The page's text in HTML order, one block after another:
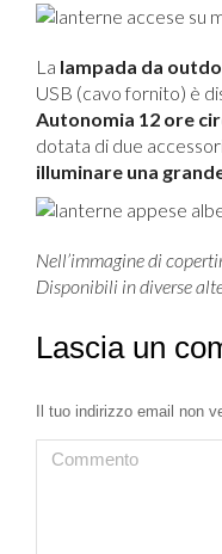
La lampada da
USB (cavo fornito) è
Autonomia 12 ore
dotata di due
illuminare una
Nell’immagine di
Disponibili in diverse
Lascia un
Il tuo indirizzo email non
Commento